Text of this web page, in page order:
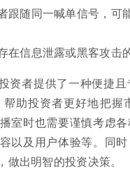
跟随同一喊单信号，可
信息泄露或黑客攻击
资者提供了一种便捷
助投资者更好地把
室时也需要谨慎考虑
以及用户体验等。同
出明智的投资决策。